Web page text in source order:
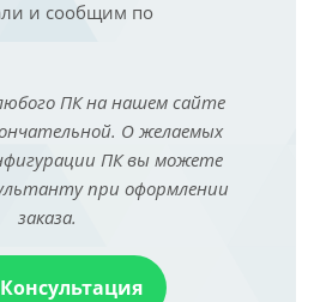
и сообщим по
ПК на нашем сайте
О желаемых
ПК вы можете
при оформлении
заказа.
Консультация